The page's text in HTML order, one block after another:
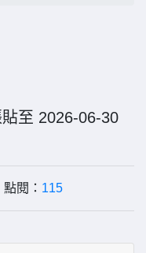
貼至 2026-06-30
閱： 115